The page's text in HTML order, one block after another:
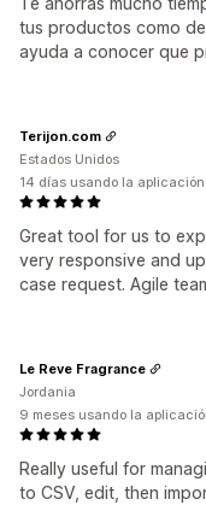
tus productos como
ayuda a conocer que
Great tool for us to
very responsive and
case request. Agile
Terijon.com
Estados Unidos
14 días usando la aplicación
Really useful for
to CSV, edit, then
Le Reve Fragrance
Jordania
9 meses usando la